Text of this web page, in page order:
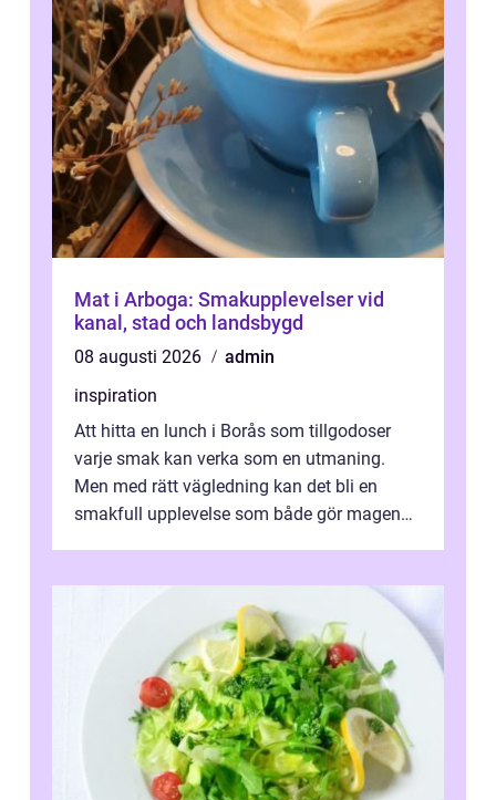
Mat i Arboga: Smakupplevelser vid
kanal, stad och landsbygd
08 augusti 2026
admin
inspiration
Att hitta en lunch i Borås som tillgodoser
varje smak kan verka som en utmaning.
Men med rätt vägledning kan det bli en
smakfull upplevelse som både gör magen